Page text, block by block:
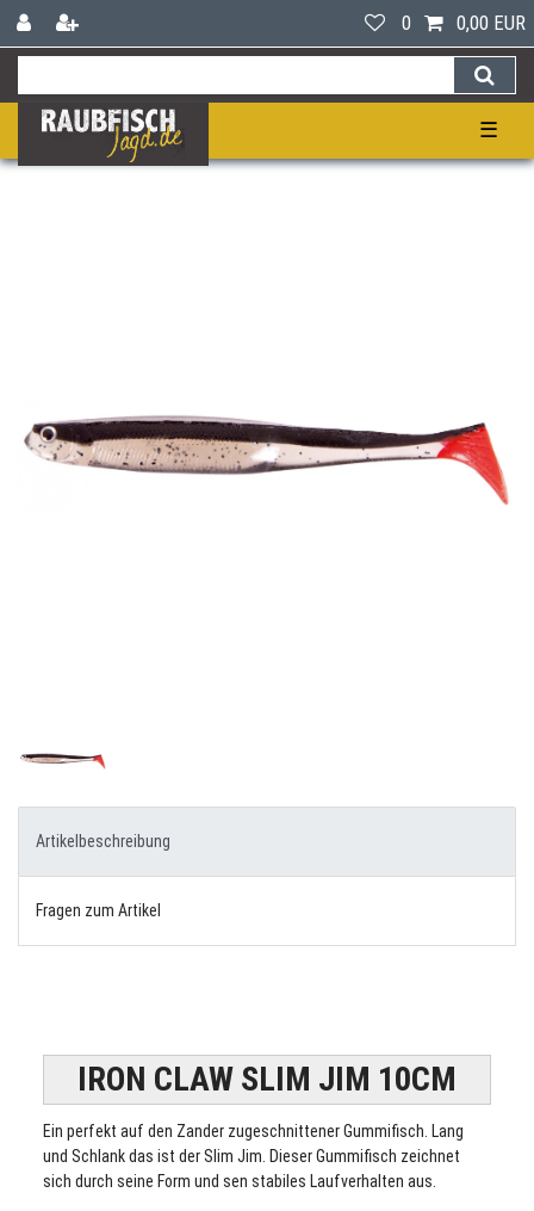
0 0,00 EUR
☰
Artikelbeschreibung
Fragen zum Artikel
IRON CLAW SLIM JIM 10CM
Ein perfekt auf den Zander zugeschnittener Gummifisch. Lang
und Schlank das ist der Slim Jim. Dieser Gummifisch zeichnet
sich durch seine Form und sen stabiles Laufverhalten aus.